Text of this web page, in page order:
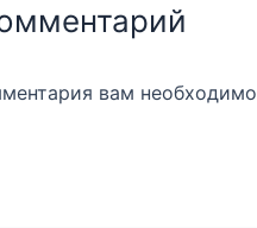
вам необходимо